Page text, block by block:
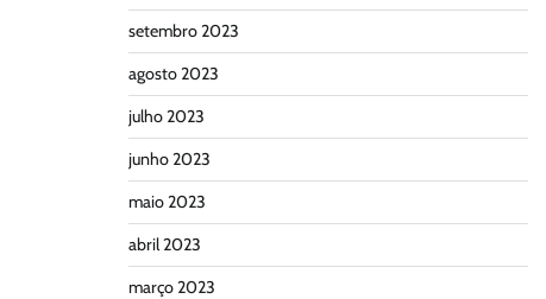
setembro 2023
agosto 2023
julho 2023
junho 2023
maio 2023
abril 2023
março 2023